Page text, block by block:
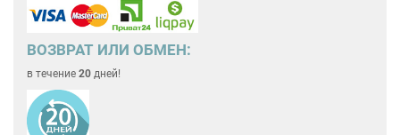
ВОЗВРАТ ИЛИ ОБМЕН:
в течение 20 дней!